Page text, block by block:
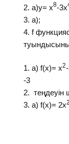
а)y= x8-3x
а);
f
a) f(x)= x2
-3
a) f(x)= 2x2